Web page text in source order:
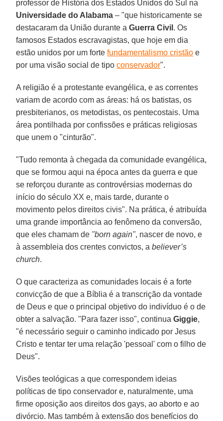
professor de História dos Estados Unidos do Sul na
Universidade do Alabama– "que historicamente se
destacaram da União durante aGuerra Civil . Os
famosos Estados escravagistas, que hoje em dia
estão unidos por um fortefundamentalismo cristão e
por uma visão social de tipoconservador".
A religião é a protestante evangélica, e as correntes
variam de acordo com as áreas: há os batistas, os
presbiterianos, os metodistas, os pentecostais. Uma
área pontilhada por confissões e práticas religiosas
que unem o "cinturão".
"Tudo remonta à chegada da comunidade evangélica,
que se formou aqui na época antes da guerra e que
se reforçou durante as controvérsias modernas do
início do século XX e, mais tarde, durante o
movimento pelos direitos civis". Na prática, é atribuída
uma grande importância ao fenômeno da conversão,
que eles chamam de "born again", nascer de novo, e
à assembleia dos crentes convictos, abeliever’s
church.
O que caracteriza as comunidades locais é a forte
convicção de que a Bíblia é a transcrição da vontade
de Deus e que o principal objetivo do indivíduo é o de
obter a salvação. "Para fazer isso", continuaGiggie,
"é necessário seguir o caminho indicado por Jesus
Cristo e tentar ter uma relação 'pessoal' com o filho de
Deus".
Visões teológicas a que correspondem ideias
políticas de tipo conservador e, naturalmente, uma
firme oposição aos direitos dos gays, ao aborto e ao
divórcio. Mas também à extensão dos benefícios do